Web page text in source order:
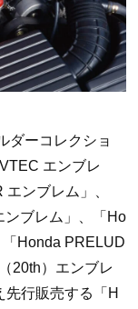
ダーコレクショ
VTEC エンブレ
ンブレム」、
ンブレム」、「Ho
Honda PRELUD
20th）エンブレ
先行販売する「H